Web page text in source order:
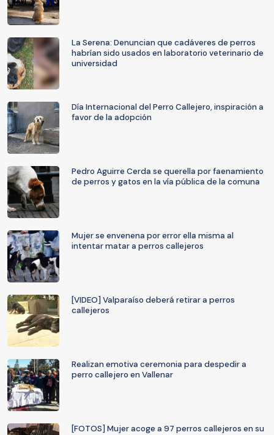
La Serena: Denuncian que cadáveres de perros
habrían sido usados en laboratorio veterinario de
universidad
Día Internacional del Perro Callejero, inspiración a
favor de la adopción
Pedro Aguirre Cerda se querella por faenamiento
de perros y gatos en la vía pública de la comuna
Mujer se envenena por error ella misma al
intentar matar a perros callejeros
[VIDEO] Valparaíso deberá retirar a perros
callejeros
Realizan emotiva ceremonia para despedir a
perro callejero en Vallenar
[FOTOS] Mujer acoge a 97 perros callejeros en su